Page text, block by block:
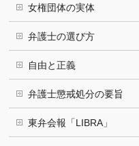
女権団体の実体
弁護士の選び方
自由と正義
弁護士懲戒処分の要旨
東弁会報「LIBRA」